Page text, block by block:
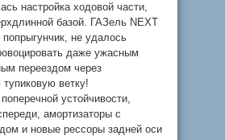
настройка ходовой части,
базой. ГАЗель NEXT
не удалось
даже ужасным
переездом через
ветку!
устойчивости,
амортизаторы с
и новые рессоры задней оси